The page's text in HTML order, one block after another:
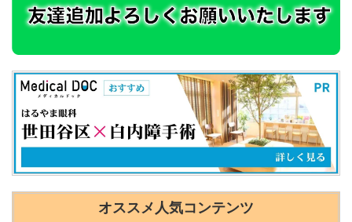
オススメ人気コンテンツ